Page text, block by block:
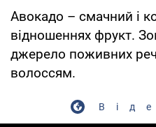
Авокадо – смачний і
відношеннях фрукт.
джерело поживних
волоссям.